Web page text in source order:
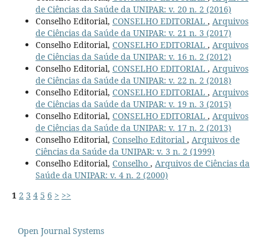
de Ciências da Saúde da UNIPAR: v. 20 n. 2 (2016)
Conselho Editorial, CONSELHO EDITORIAL , Arquivos
de Ciências da Saúde da UNIPAR: v. 21 n. 3 (2017)
Conselho Editorial, CONSELHO EDITORIAL , Arquivos
de Ciências da Saúde da UNIPAR: v. 16 n. 2 (2012)
Conselho Editorial, CONSELHO EDITORIAL , Arquivos
de Ciências da Saúde da UNIPAR: v. 22 n. 2 (2018)
Conselho Editorial, CONSELHO EDITORIAL , Arquivos
de Ciências da Saúde da UNIPAR: v. 19 n. 3 (2015)
Conselho Editorial, CONSELHO EDITORIAL , Arquivos
de Ciências da Saúde da UNIPAR: v. 17 n. 2 (2013)
Conselho Editorial, Conselho Editorial , Arquivos de
Ciências da Saúde da UNIPAR: v. 3 n. 2 (1999)
Conselho Editorial, Conselho , Arquivos de Ciências da
Saúde da UNIPAR: v. 4 n. 2 (2000)
1 2 3 4 5 6 > >>
Open Journal Systems